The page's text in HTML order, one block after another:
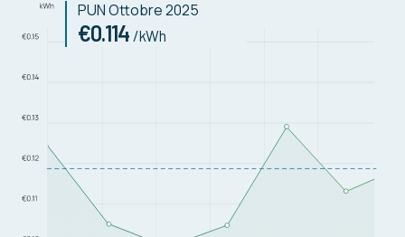
PUN Ottobre 2025
€0.114 /kWh